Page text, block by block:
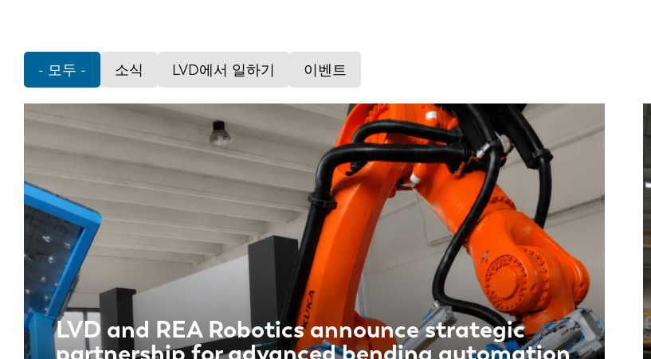
- 모두 - 소식 LVD에서 일하기 이벤트
LVD and REA Robotics announce strategic
partnership for advanced bending automation